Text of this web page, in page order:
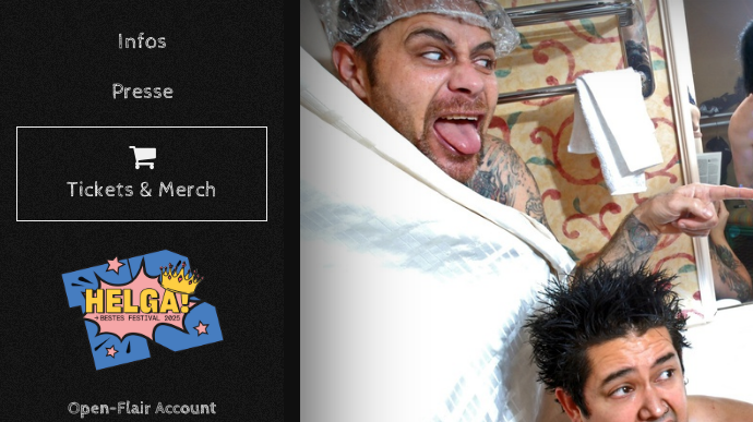
Infos
Presse
Tickets & Merch
Open-Flair Account